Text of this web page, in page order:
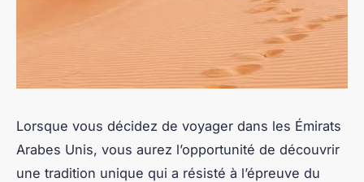
Lorsque vous décidez de voyager dans les Émirats
Arabes Unis, vous aurez l’opportunité de découvrir
une tradition unique qui a résisté à l’épreuve du